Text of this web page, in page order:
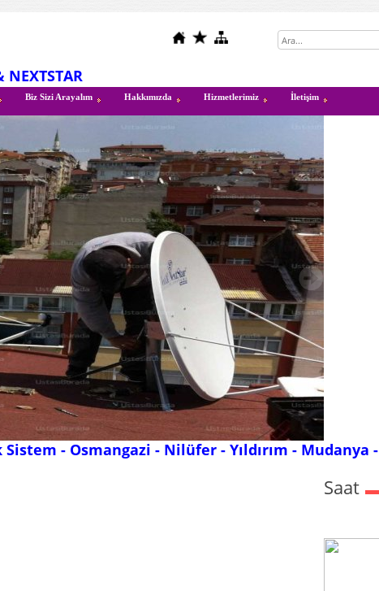
NEXTSTAR
Biz Sizi Arayalım Hakkımızda Hizmetlerimiz İletişim
- Osmangazi - Nilüfer - Yıldırım - Mudanya -
Saat